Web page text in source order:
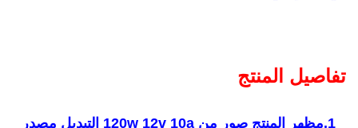
تفاصيل المنتج
1.مظهر المنتج صور من 120w 12v 10a التبديل مصدر